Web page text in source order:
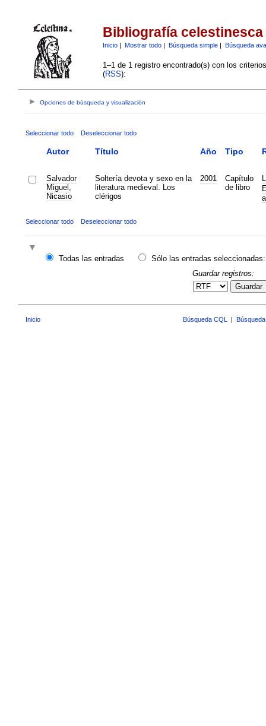
Bibliografía celestinesca
Inicio| Mostrar todo| Búsqueda simple| Búsqueda
1–1 de 1 registro encontrado(s) con los
(RSS):
Opciones de búsqueda y visualización
Seleccionar todo Deseleccionar todo
Autor Título Año Tipo
Salvador
Miguel,
Nicasio
Soltería devota y sexo en la
literatura medieval. Los
clérigos
2001
Capítulo
de libro
Seleccionar todo Deseleccionar todo
Todas las entradas
Sólo las entradas seleccionadas:
Guardar registros:
Guardar
Inicio Búsqueda CQL